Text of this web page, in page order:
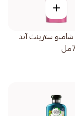
+
صانسيلك شامبو سترينث آند